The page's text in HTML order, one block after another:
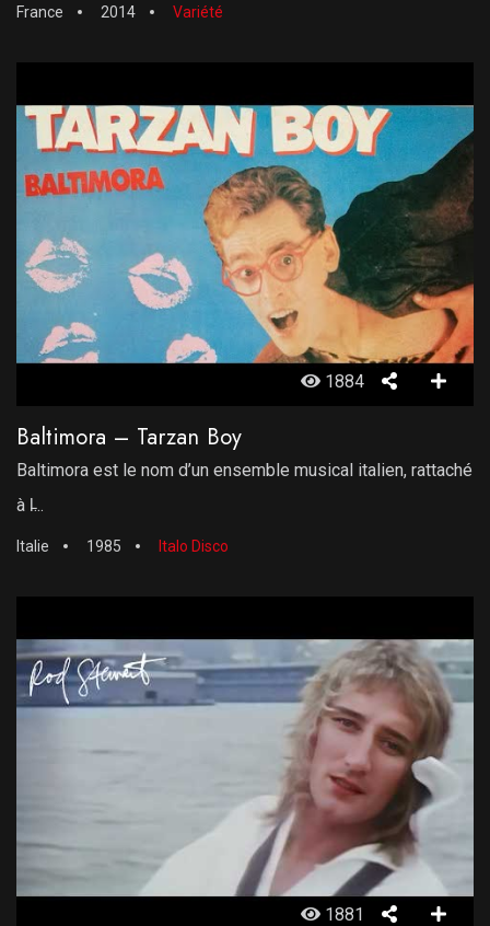
France 2014 Variété
1884
Baltimora – Tarzan Boy
Baltimora est le nom d’un ensemble musical italien, rattaché
à l̵...
Italie 1985 Italo Disco
1881